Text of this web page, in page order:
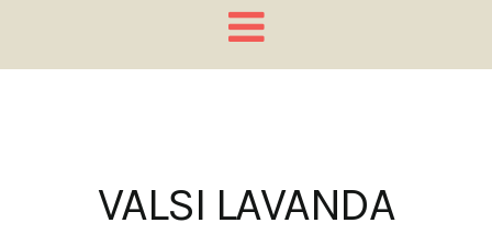
Navigation
VALSI LAVANDA